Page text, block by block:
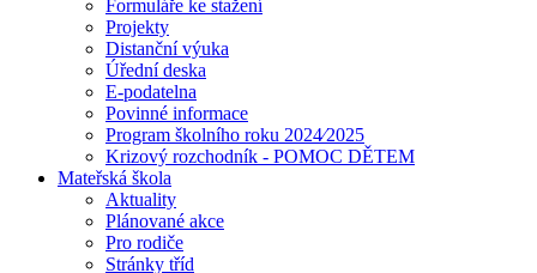
Formuláře ke stažení
Projekty
Distanční výuka
Úřední deska
E-podatelna
Povinné informace
Program školního roku 2024⁄2025
Krizový rozchodník - POMOC DĚTEM
Mateřská škola
Aktuality
Plánované akce
Pro rodiče
Stránky tříd